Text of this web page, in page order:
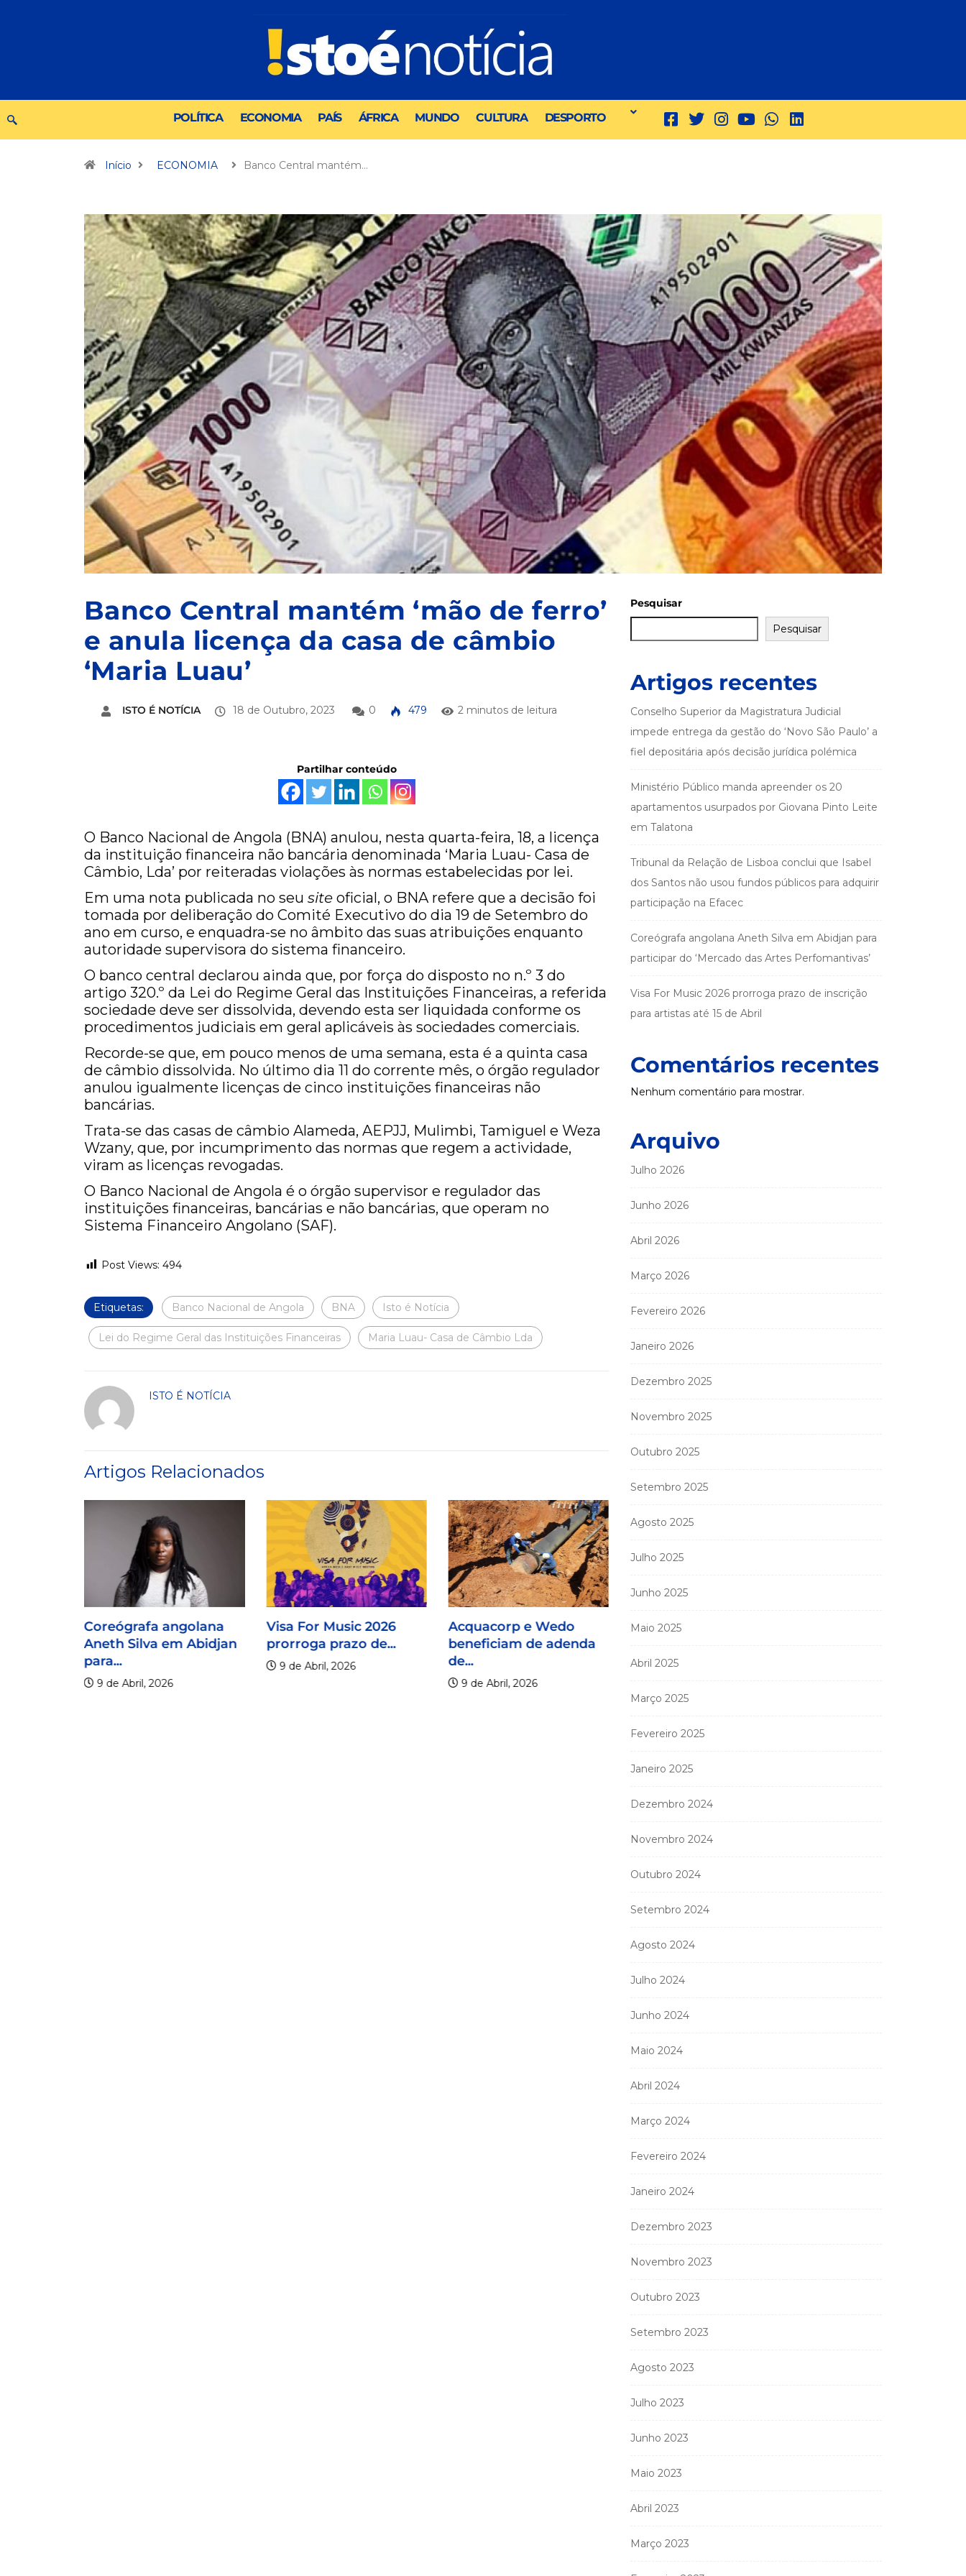
POLÍTICA ECONOMIA PAÍS ÁFRICA MUNDO CULTURA DESPORTO
Início ECONOMIA Banco Central mantém…
Banco Central mantém ‘mão de ferro’
e anula licença da casa de câmbio
‘Maria Luau’
ISTO É NOTÍCIA 18 de Outubro, 2023 0 479 2 minutos de leitura
Partilhar conteúdo
O Banco Nacional de Angola (BNA) anulou, nesta quarta-feira, 18, a licença
da instituição financeira não bancária denominada ‘Maria Luau- Casa de
Câmbio, Lda’ por reiteradas violações às normas estabelecidas por lei.
Em uma nota publicada no seu site oficial, o BNA refere que a decisão foi
tomada por deliberação do Comité Executivo do dia 19 de Setembro do
ano em curso, e enquadra-se no âmbito das suas atribuições enquanto
autoridade supervisora do sistema financeiro.
O banco central declarou ainda que, por força do disposto no n.º 3 do
artigo 320.º da Lei do Regime Geral das Instituições Financeiras, a referida
sociedade deve ser dissolvida, devendo esta ser liquidada conforme os
procedimentos judiciais em geral aplicáveis às sociedades comerciais.
Recorde-se que, em pouco menos de uma semana, esta é a quinta casa
de câmbio dissolvida. No último dia 11 do corrente mês, o órgão regulador
anulou igualmente licenças de cinco instituições financeiras não
bancárias.
Trata-se das casas de câmbio Alameda, AEPJJ, Mulimbi, Tamiguel e Weza
Wzany, que, por incumprimento das normas que regem a actividade,
viram as licenças revogadas.
O Banco Nacional de Angola é o órgão supervisor e regulador das
instituições financeiras, bancárias e não bancárias, que operam no
Sistema Financeiro Angolano (SAF).
Post Views: 494
Etiquetas: Banco Nacional de Angola BNA Isto é Notícia
Lei do Regime Geral das Instituições Financeiras Maria Luau- Casa de Câmbio Lda
ISTO É NOTÍCIA
Artigos Relacionados
Coreógrafa angolana
Aneth Silva em Abidjan
para...
9 de Abril, 2026
Visa For Music 2026
prorroga prazo de...
9 de Abril, 2026
Acquacorp e Wedo
beneficiam de adenda
de...
9 de Abril, 2026
manda apreender os 20
Pesquisar
Pesquisar
Artigos recentes
Conselho Superior da Magistratura Judicial
impede entrega da gestão do ‘Novo São Paulo’ a
fiel depositária após decisão jurídica polémica
Ministério Público manda apreender os 20
apartamentos usurpados por Giovana Pinto Leite
em Talatona
Tribunal da Relação de Lisboa conclui que Isabel
dos Santos não usou fundos públicos para adquirir
participação na Efacec
Coreógrafa angolana Aneth Silva em Abidjan para
participar do ‘Mercado das Artes Perfomantivas’
Visa For Music 2026 prorroga prazo de inscrição
para artistas até 15 de Abril
Comentários recentes
Nenhum comentário para mostrar.
Arquivo
Julho 2026
Junho 2026
Abril 2026
Março 2026
Fevereiro 2026
Janeiro 2026
Dezembro 2025
Novembro 2025
Outubro 2025
Setembro 2025
Agosto 2025
Julho 2025
Junho 2025
Maio 2025
Abril 2025
Março 2025
Fevereiro 2025
Janeiro 2025
Dezembro 2024
Novembro 2024
Outubro 2024
Setembro 2024
Agosto 2024
Julho 2024
Junho 2024
Maio 2024
Abril 2024
Março 2024
Fevereiro 2024
Janeiro 2024
Dezembro 2023
Novembro 2023
Outubro 2023
Setembro 2023
Agosto 2023
Julho 2023
Junho 2023
Maio 2023
Abril 2023
Março 2023